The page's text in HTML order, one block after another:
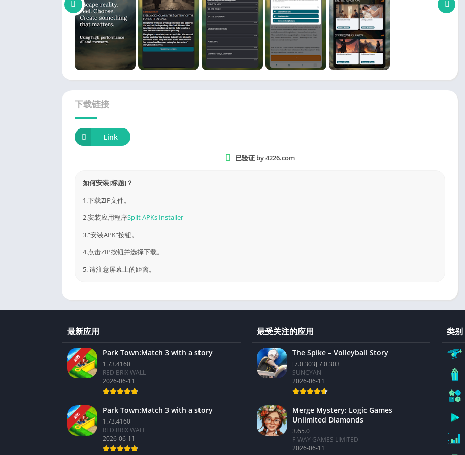
下载链接
Link
已验证 by 4226.com
如何安装[标题]？
1.下载ZIP文件。
2.安装应用程序Split APKs Installer
3.“安装APK”按钮。
4.点击ZIP按钮并选择下载。
5. 请注意屏幕上的距离。
最新应用
新的
Park Town:Match 3 with a story
1.73.4160
RED BRIX WALL
2026-06-11
新的
Park Town:Match 3 with a story
1.73.4160
RED BRIX WALL
2026-06-11
最受关注的应用
The Spike – Volleyball Story
[7.0.303] 7.0.303
SUNCYAN
2026-06-11
Merge Mystery: Logic Games
Unlimited Diamonds
3.65.0
F-WAY GAMES LIMITED
2026-06-11
类别